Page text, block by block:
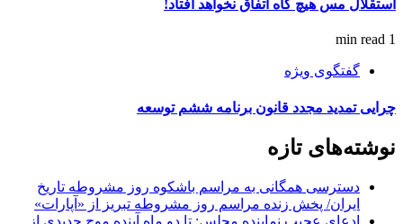
استقلال مس هیچ گاه اتفاق نخواهد افتاد!
1 min read
گفتگوی ویژه
چرایی تمدید مجدد قانون برنامه ششم توسعه
نوشته‌های تازه
دسترسی همگانی به مراسم باشکوه روز مشروطه تاریخ
ایران/ پخش زنده مراسم روز مشروطه تبریز از «آپارات»
ادعای عجیب نماینده مجلس: تا دو ماه آینده موج جدیدی از